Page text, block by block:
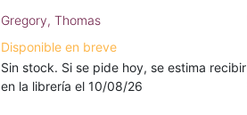
Gregory, Thomas
Disponible en breve
Sin stock. Si se pide hoy, se estima recibir
en la librería el 10/08/26